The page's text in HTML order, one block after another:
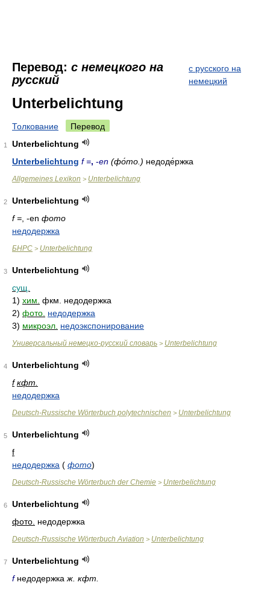
Перевод: с немецкого на
русский
с русского на
немецкий
Unterbelichtung
Толкование Перевод
1
Unterbelichtung
Unterbelichtung f =, -en (фо́то.) недоде́ржка
Allgemeines Lexikon > Unterbelichtung
2
Unterbelichtung
f = , -en фото
недодержка
БНРС > Unterbelichtung
3
Unterbelichtung
сущ.
1) хим. фкм. недодержка
2) фото. недодержка
3) микроэл. недоэкспонирование
Универсальный немецко-русский словарь > Unterbelichtung
4
Unterbelichtung
f кфт.
недодержка
Deutsch-Russische Wörterbuch polytechnischen > Unterbelichtung
5
Unterbelichtung
f
недодержка ( фото)
Deutsch-Russische Wörterbuch der Chemie > Unterbelichtung
6
Unterbelichtung
фото. недодержка
Deutsch-Russische Wörterbuch Aviation > Unterbelichtung
7
Unterbelichtung
fнедодержка ж. кфт.